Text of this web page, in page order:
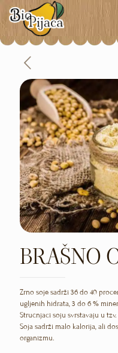
BRAŠNO
Zrno soje sadrži 36 do 40
ugljenih hidrata, 3 do 6 %
Stručnjaci soju svrstavaju u
Soja sadrži malo kalorija, ali
organizmu.